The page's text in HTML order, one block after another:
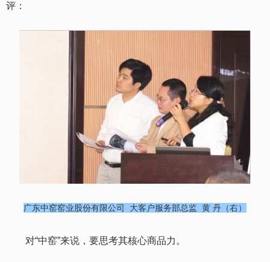
评：
广东中窑窑业股份有限公司 大客户服务部总监 黄 丹（右）
对“中窑”来说，要思考其核心商品力 。